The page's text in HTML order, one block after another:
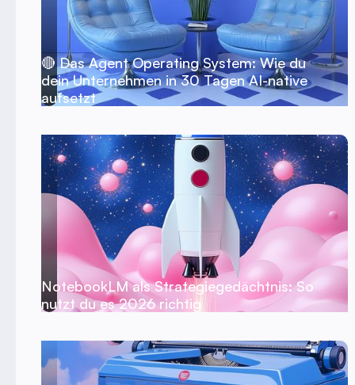
🔴 Das Agent Operating System: Wie du
dein Unternehmen in 30 Tagen AI-native
aufsetzt
NotebookLM als Strategiegedächtnis: So
nutzt du es 2026 richtig